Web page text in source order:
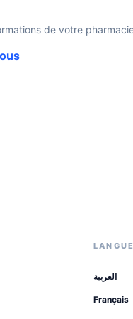
de votre
العربية
Français